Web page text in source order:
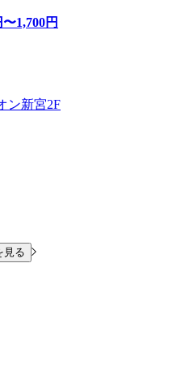
〜1,700円
ン新宮2F
見る